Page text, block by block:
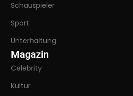
Schauspieler
Sport
Unterhaltung
Magazin
Celebrity
Kultur